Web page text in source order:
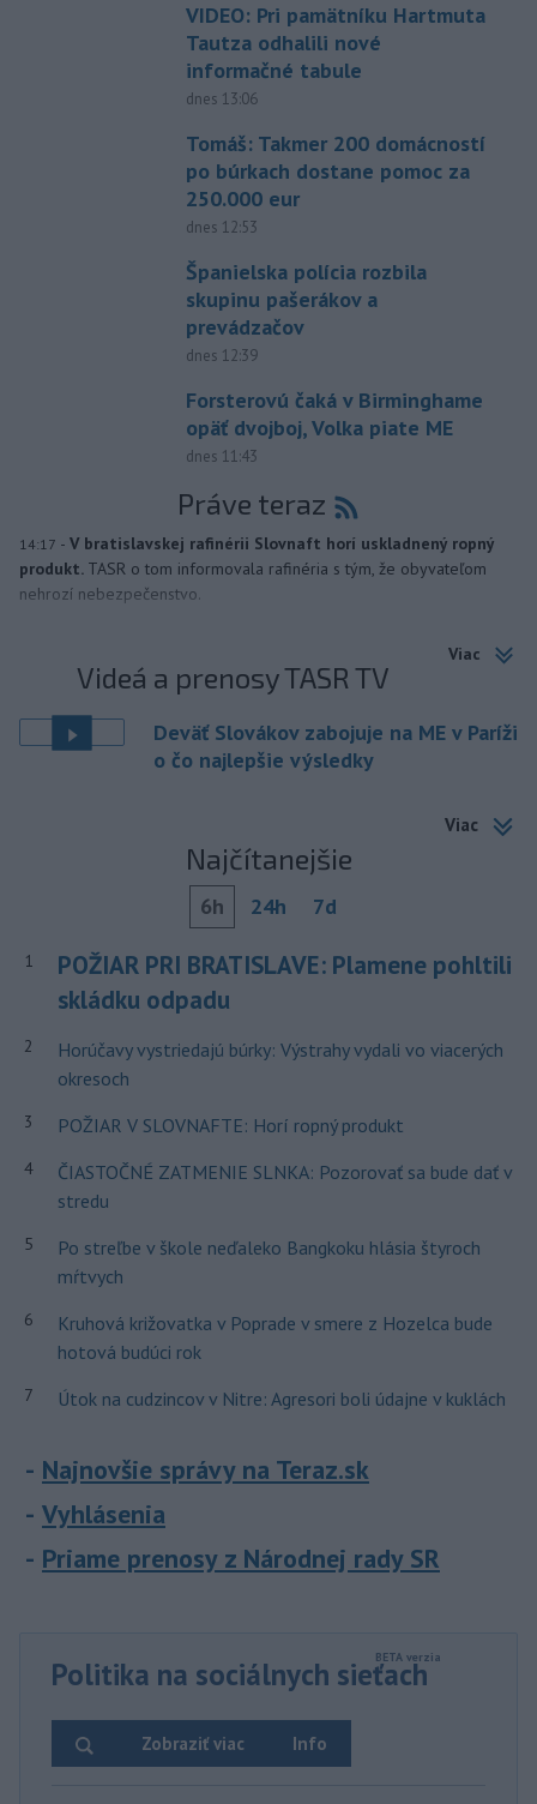
VIDEO: Pri pamätníku Hartmuta
Tautza odhalili nové
informačné tabule
dnes 13:06
Tomáš: Takmer 200 domácností
po búrkach dostane pomoc za
250.000 eur
dnes 12:53
Španielska polícia rozbila
skupinu pašerákov a
prevádzačov
dnes 12:39
Forsterovú čaká v Birminghame
opäť dvojboj, Volka piate ME
dnes 11:43
Práve teraz
14:17 - V bratislavskej rafinérii Slovnaft horí uskladnený ropný
produkt. TASR o tom informovala rafinéria s tým, že obyvateľom
nehrozí nebezpečenstvo.
Viac
Videá a prenosy TASR TV
Deväť Slovákov zabojuje na ME v Paríži
o čo najlepšie výsledky
Viac
Najčítanejšie
6h 24h 7d
1
POŽIAR PRI BRATISLAVE: Plamene pohltili
skládku odpadu
2
Horúčavy vystriedajú búrky: Výstrahy vydali vo viacerých
okresoch
3 POŽIAR V SLOVNAFTE: Horí ropný produkt
4
ČIASTOČNÉ ZATMENIE SLNKA: Pozorovať sa bude dať v
stredu
5
Po streľbe v škole neďaleko Bangkoku hlásia štyroch
mŕtvych
6
Kruhová križovatka v Poprade v smere z Hozelca bude
hotová budúci rok
7 Útok na cudzincov v Nitre: Agresori boli údajne v kuklách
Najnovšie správy na Teraz.sk
Vyhlásenia
Priame prenosy z Národnej rady SR
Politika na sociálnych sieťach
Info
Zobraziť viac